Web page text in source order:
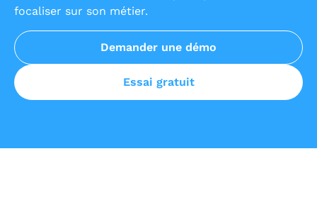
focaliser sur son métier.
Demander une démo
Essai gratuit